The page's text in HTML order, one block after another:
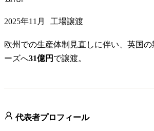
2025年11月 工場譲渡
欧州での生産体制見直しに伴い、英国
ーズへ31億円 で譲渡。
代表者プロフィール